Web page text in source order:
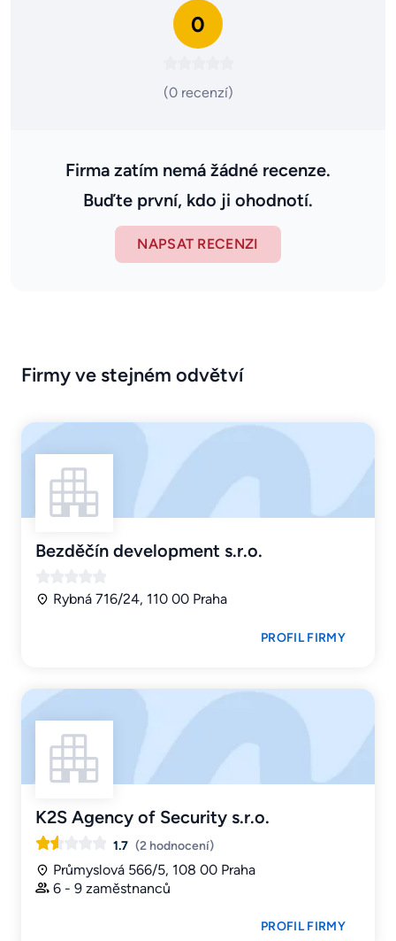
0
(0 recenzí)
Firma zatím nemá žádné recenze.
Buďte první, kdo ji ohodnotí.
NAPSAT RECENZI
Firmy ve stejném odvětví
Bezděčín development s.r.o.
Rybná 716/24, 110 00 Praha
PROFIL FIRMY
K2S Agency of Security s.r.o.
1.7 (2 hodnocení)
Průmyslová 566/5, 108 00 Praha
6 - 9 zaměstnanců
PROFIL FIRMY